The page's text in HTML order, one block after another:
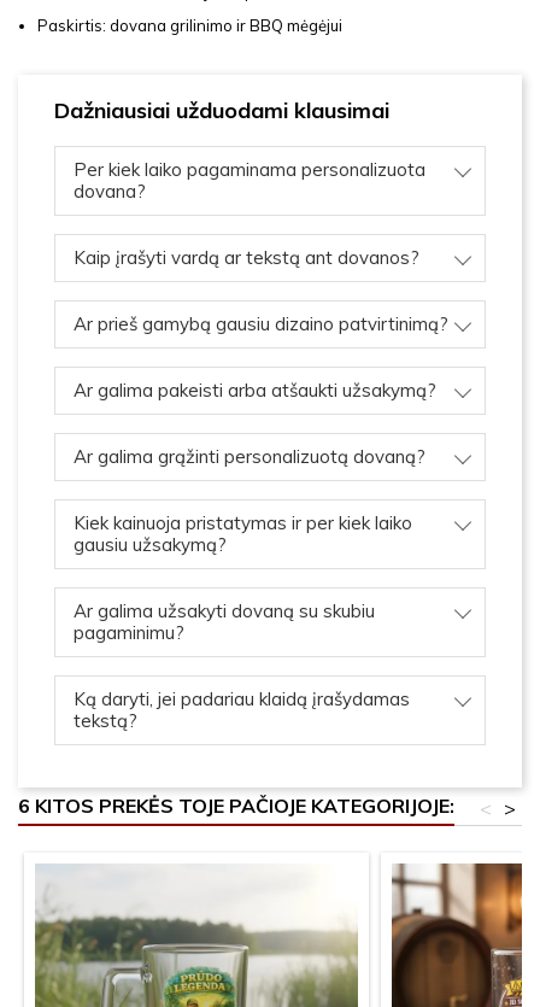
Paskirtis: dovana grilinimo ir BBQ mėgėjui
Dažniausiai užduodami klausimai
Per kiek laiko pagaminama personalizuota
dovana?
Kaip įrašyti vardą ar tekstą ant dovanos?
Ar prieš gamybą gausiu dizaino patvirtinimą?
Ar galima pakeisti arba atšaukti užsakymą?
Ar galima grąžinti personalizuotą dovaną?
Kiek kainuoja pristatymas ir per kiek laiko
gausiu užsakymą?
Ar galima užsakyti dovaną su skubiu
pagaminimu?
Ką daryti, jei padariau klaidą įrašydamas
tekstą?
6 KITOS PREKĖS TOJE PAČIOJE KATEGORIJOJE: >
<